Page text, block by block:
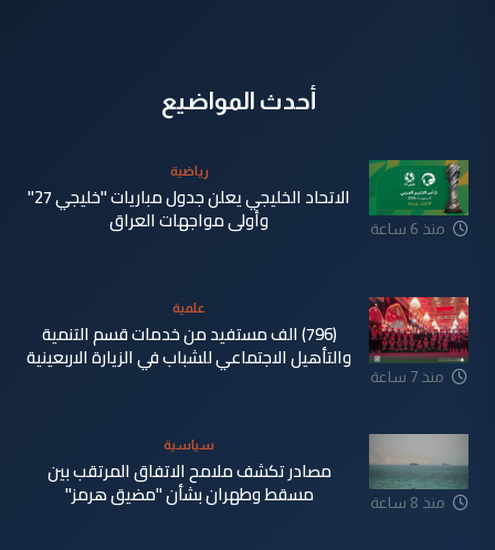
أحدث المواضيع
منذ 6 ساعة
رياضية
الاتحاد الخليجي يعلن جدول مباريات "خليجي 27"
وأولى مواجهات العراق
منذ 7 ساعة
علمية
(796) الف مستفيد من خدمات قسم التنمية
والتأهيل الاجتماعي للشباب في الزيارة الاربعينية
منذ 8 ساعة
سياسية
مصادر تكشف ملامح الاتفاق المرتقب بين
مسقط وطهران بشأن "مضيق هرمز"